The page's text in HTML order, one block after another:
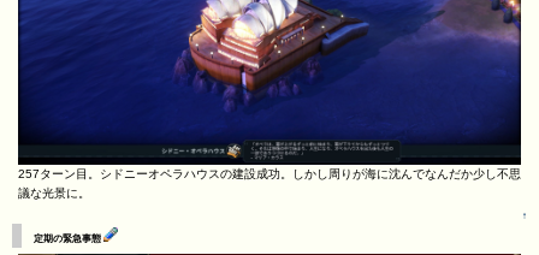
257ターン目。シドニーオペラハウスの建設成功。しかし周りが海に沈んでなんだか少し不思
議な光景に。
↑
定期の緊急事態